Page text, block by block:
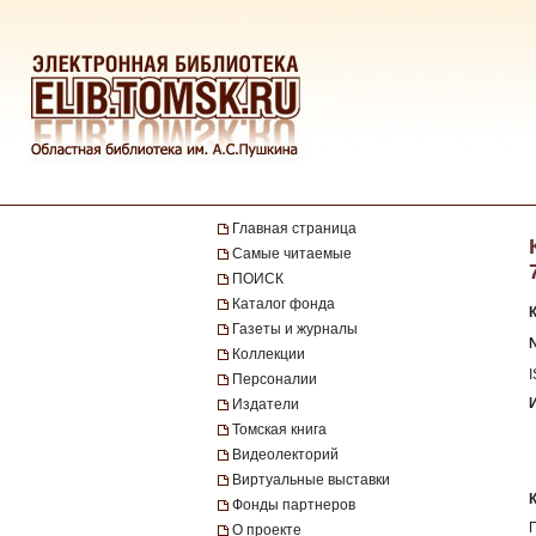
Главная страница
Самые читаемые
ПОИСК
Каталог фонда
Газеты и журналы
Коллекции
Персоналии
Издатели
Томская книга
Видеолекторий
Виртуальные выставки
Фонды партнеров
О проекте